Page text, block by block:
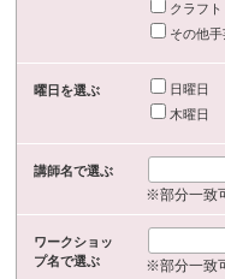
クラフト
その他
曜日を選ぶ 日曜日
木曜日
講師名で選ぶ
※部分一致
ワークショッ
プ名で選ぶ
※部分一致